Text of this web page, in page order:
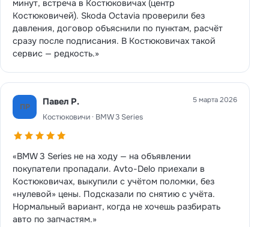
минут, встреча в Костюковичах (центр
Костюковичей). Skoda Octavia проверили без
давления, договор объяснили по пунктам, расчёт
сразу после подписания. В Костюковичах такой
сервис — редкость.»
ПР Павел Р.
Костюковичи · BMW 3 Series
5 марта 2026
«BMW 3 Series не на ходу — на объявлении
покупатели пропадали. Avto-Delo приехали в
Костюковичах, выкупили с учётом поломки, без
«нулевой» цены. Подсказали по снятию с учёта.
Нормальный вариант, когда не хочешь разбирать
авто по запчастям.»